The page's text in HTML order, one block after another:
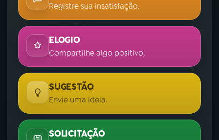
Registre sua insatisfação.
ELOGIO
Compartilhe algo positivo.
SUGESTÃO
Envie uma ideia.
SOLICITAÇÃO